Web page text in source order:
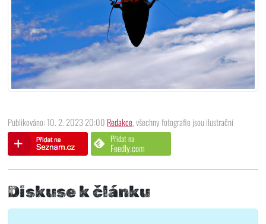
Publikováno: 10. 2. 2023 20:00 Redakce, všechny fotografie jsou ilustrační
Přidat na
Feedly.com
Diskuse k článku